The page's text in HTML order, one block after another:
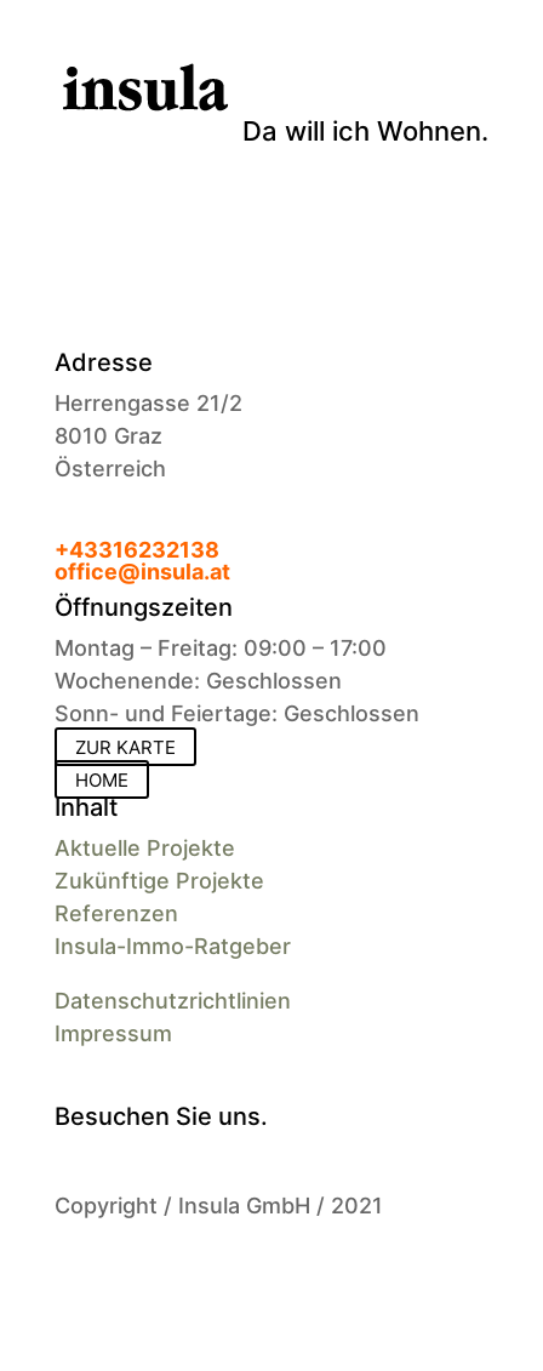
Da will ich Wohnen.
Adresse
Herrengasse 21/2
8010 Graz
Österreich
+43316232138
office@insula.at
Öffnungszeiten
Montag – Freitag: 09:00 – 17:00
Wochenende: Geschlossen
Sonn- und Feiertage: Geschlossen
ZUR KARTE
HOME
Inhalt
Aktuelle Projekte
Zukünftige Projekte
Referenzen
Insula-Immo-Ratgeber
Datenschutzrichtlinien
Impressum
Besuchen Sie uns.
Copyright / Insula GmbH / 2021